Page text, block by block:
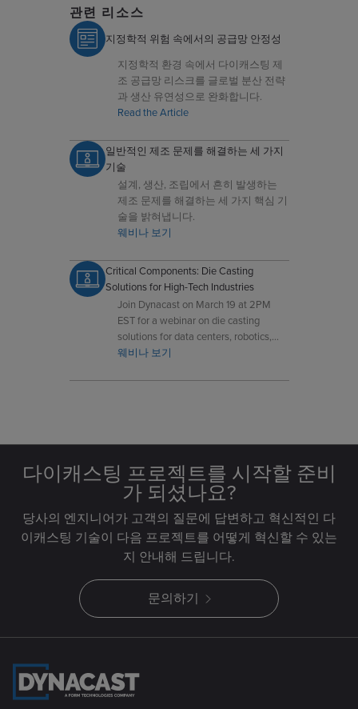
관련 리소스
지정학적 위험 속에서의 공급망 안정성
지정학적 환경 속에서 다이캐스팅 제
조 공급망 리스크를 글로벌 분산 전략
과 생산 유연성으로 완화합니다.
Read the Article
일반적인 제조 문제를 해결하는 세 가지
기술
설계, 생산, 조립에서 흔히 발생하는
제조 문제를 해결하는 세 가지 핵심 기
술을 밝혀냅니다.
웨비나 보기
Critical Components: Die Casting
Solutions for High-Tech Industries
Join Dynacast on March 19 at 2PM
EST for a webinar on die casting
solutions for data centers, robotics,
and autonomous drone and UAV
웨비나 보기
다이캐스팅 프로젝트를 시작할 준비
가 되셨나요?
당사의 엔지니어가 고객의 질문에 답변하고 혁신적인 다
이캐스팅 기술이 다음 프로젝트를 어떻게 혁신할 수 있는
지 안내해 드립니다.
문의하기